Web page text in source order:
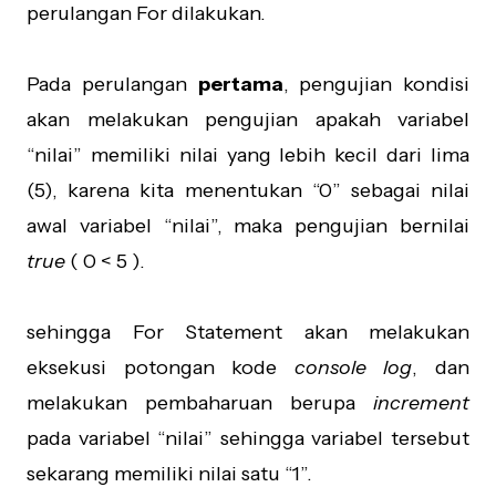
perulangan For dilakukan.
Pada perulangan pertama, pengujian kondisi
akan melakukan pengujian apakah variabel
“nilai” memiliki nilai yang lebih kecil dari lima
(5), karena kita menentukan “0” sebagai nilai
awal variabel “nilai”, maka pengujian bernilai
true ( 0 < 5 ).
sehingga For Statement akan melakukan
eksekusi potongan kode console log, dan
melakukan pembaharuan berupa increment
pada variabel “nilai” sehingga variabel tersebut
sekarang memiliki nilai satu “1”.